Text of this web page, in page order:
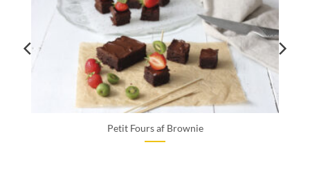
Petit Fours af Brownie